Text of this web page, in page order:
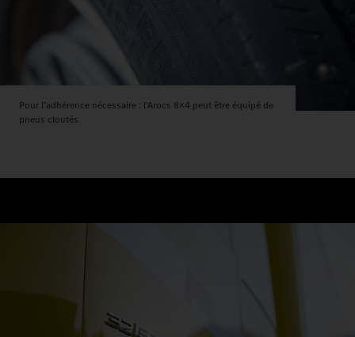
Pour l’adhérence nécessaire : l’Arocs 8×4 peut être équipé de
pneus cloutés.